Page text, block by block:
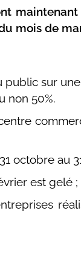
mois de
sur
non 50%.
octobre au
est gelé ;